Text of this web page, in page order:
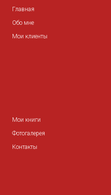
Главная
Обо мне
Мои клиенты
Мои книги
Фотогалерея
Контакты